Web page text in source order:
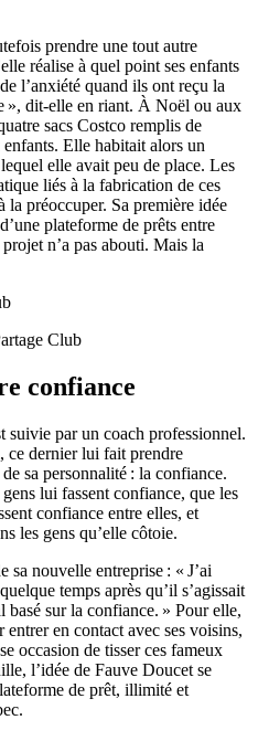
prendre une tout autre
réalise à quel point ses enfants
l’anxiété quand ils ont reçu la
», dit-elle en riant. À Noël ou aux
sacs Costco remplis de
Elle habitait alors un
elle avait peu de place. Les
liés à la fabrication de ces
la préoccuper. Sa première idée
plateforme de prêts entre
n’a pas abouti. Mais la
confiance
suivie par un coach professionnel.
ce dernier lui fait prendre
sa personnalité : la confiance.
lui fassent confiance, que les
confiance entre elles, et
les gens qu’elle côtoie.
nouvelle entreprise : « J’ai
temps après qu’il s’agissait
basé sur la confiance. » Pour elle,
en contact avec ses voisins,
occasion de tisser ces fameux
l’idée de Fauve Doucet se
de prêt, illimité et